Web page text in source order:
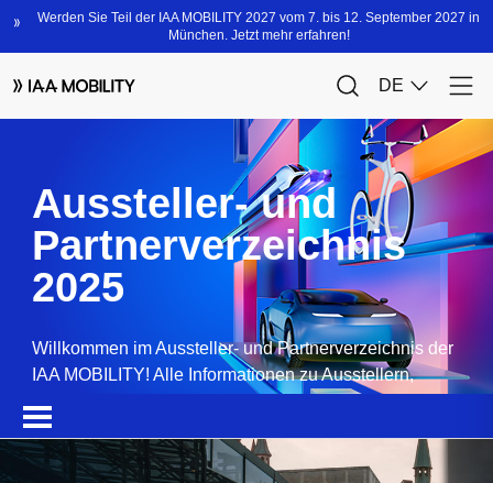
Aussteller- und
Partnerverzeichnis
2025
Willkommen im Aussteller- und Partnerverzeichnis der
IAA MOBILITY! Alle Informationen zu Ausstellern,